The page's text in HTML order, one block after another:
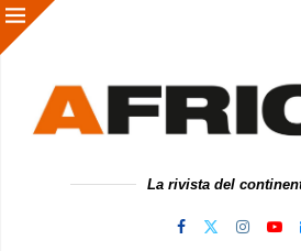
La rivista del